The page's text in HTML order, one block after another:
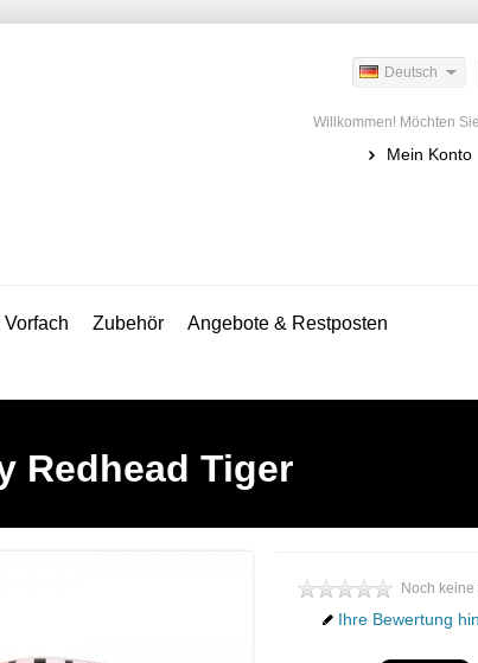
Deutsch
Willkommen! Möchten
Mein Konto
Zubehör
Angebote & Restposten
Redhead Tiger
Noch
Ihre Bewertung